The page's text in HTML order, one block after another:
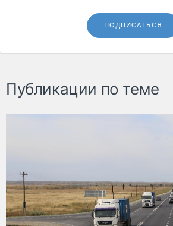
ПОДПИСАТЬСЯ
Публикации по теме